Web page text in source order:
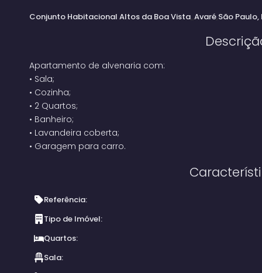
Conjunto Habitacional Altos da Boa Vista Avaré São Paulo,
Apartamento de alvenaria com:
• Sala;
• Cozinha;
• 2 Quartos;
• Banheiro;
• Lavandeira coberta;
• Garagem para carro.
Referência:
Tipo de Imóvel:
Quartos:
Sala: